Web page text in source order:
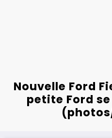
Nouvelle Ford
petite Ford